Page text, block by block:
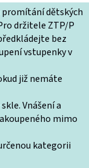
promítání dětských
držitele ZTP/P
bez
vstupenky v
již nemáte
Vnášení a
mimo
kategorii